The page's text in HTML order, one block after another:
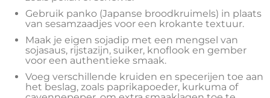
Gebruik panko (Japanse broodkruimels) in plaats
van sesamzaadjes voor een krokante textuur.
Maak je eigen sojadip met een mengsel van
sojasaus, rijstazijn, suiker, knoflook en gember
voor een authentieke smaak.
Voeg verschillende kruiden en specerijen toe aan
het beslag, zoals paprikapoeder, kurkuma of